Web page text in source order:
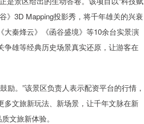
》3D Mapping投影秀，将千年雄关的兴衰
秦烽云》《函谷盛境》等10余台实景演
雄等经典历史场景真实还原，让游客在
。”该景区负责人表示配资平台的行情，
文旅新玩法、新场景，让千年文脉在新
文旅新体验。